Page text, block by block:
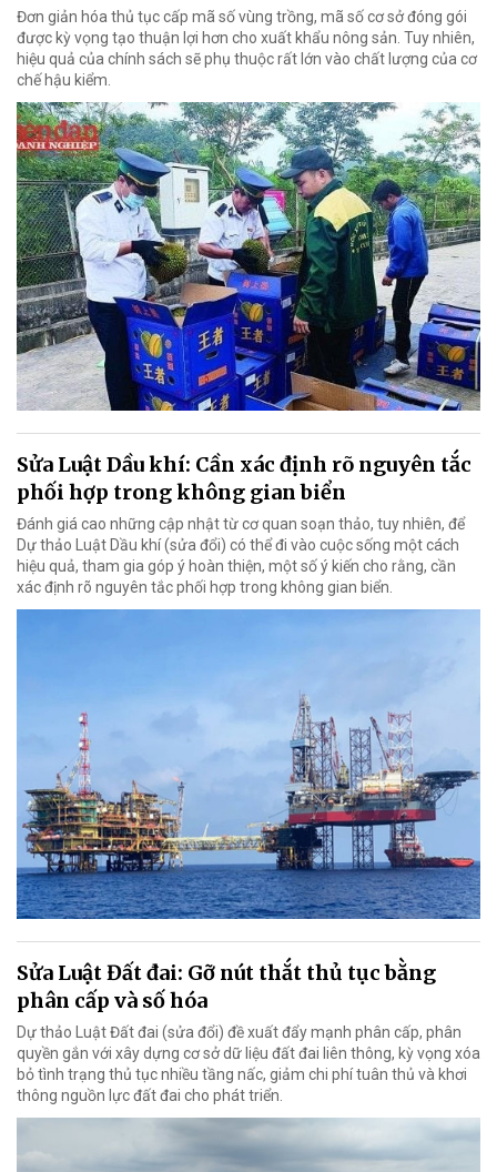
Đơn giản hóa thủ tục cấp mã số vùng trồng, mã số cơ sở đóng gói
được kỳ vọng tạo thuận lợi hơn cho xuất khẩu nông sản. Tuy nhiên,
hiệu quả của chính sách sẽ phụ thuộc rất lớn vào chất lượng của cơ
chế hậu kiểm.
Sửa Luật Dầu khí: Cần xác định rõ nguyên tắc
phối hợp trong không gian biển
Đánh giá cao những cập nhật từ cơ quan soạn thảo, tuy nhiên, để
Dự thảo Luật Dầu khí (sửa đổi) có thể đi vào cuộc sống một cách
hiệu quả, tham gia góp ý hoàn thiện, một số ý kiến cho rằng, cần
xác định rõ nguyên tắc phối hợp trong không gian biển.
Sửa Luật Đất đai: Gỡ nút thắt thủ tục bằng
phân cấp và số hóa
Dự thảo Luật Đất đai (sửa đổi) đề xuất đẩy mạnh phân cấp, phân
quyền gắn với xây dựng cơ sở dữ liệu đất đai liên thông, kỳ vọng xóa
bỏ tình trạng thủ tục nhiều tầng nấc, giảm chi phí tuân thủ và khơi
thông nguồn lực đất đai cho phát triển.